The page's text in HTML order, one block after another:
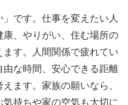
です。仕事を変えたい人
、やりがい、住む場所の
す。人間関係で疲れてい
な時間、安心できる距離
ます。家族の願いなら、
持ちや家の空気も大切に